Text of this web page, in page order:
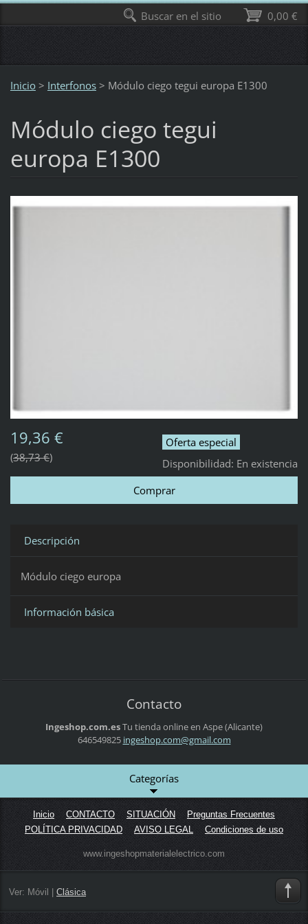
Inicio > Interfonos > Módulo ciego tegui europa E1300
Módulo ciego tegui
europa E1300
Oferta especial
Disponibilidad: En existencia
19,36 €
38,73 €
Descripción
Módulo ciego europa
Información básica
Contacto
Ingeshop.com.esTu tienda online en Aspe (Alicante)
646549825 ingeshop.com@gmail.com
Categorías
Inicio CONTACTO SITUACIÓN
Preguntas Frecuentes
POLÍTICA PRIVACIDAD
AVISO LEGAL Condiciones de uso
www.ingeshopmaterialelectrico.com
Ver: Móvil Clásica
0,00 €
Buscar en el sitio